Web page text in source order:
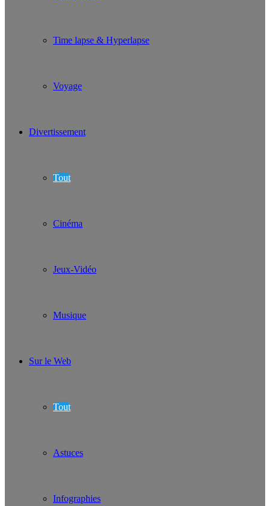
Time lapse & Hyperlapse
Voyage
Divertissement
Tout
Cinéma
Jeux-Vidéo
Musique
Sur le Web
Tout
Astuces
Infographies